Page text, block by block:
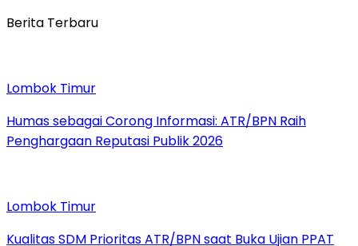
Berita Terbaru
Lombok Timur
Humas sebagai Corong Informasi: ATR/BPN Raih
Penghargaan Reputasi Publik 2026
Lombok Timur
Kualitas SDM Prioritas ATR/BPN saat Buka Ujian PPAT